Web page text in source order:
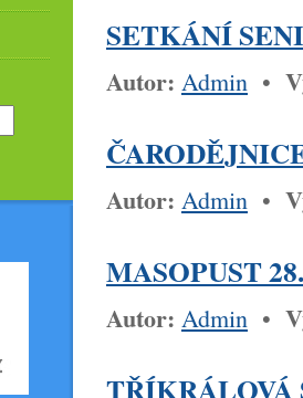
SETKÁNÍ
Autor: Admin •
Autor: Admin •
MASOPUST
Autor: Admin •
TŘÍKRÁLOVÁ